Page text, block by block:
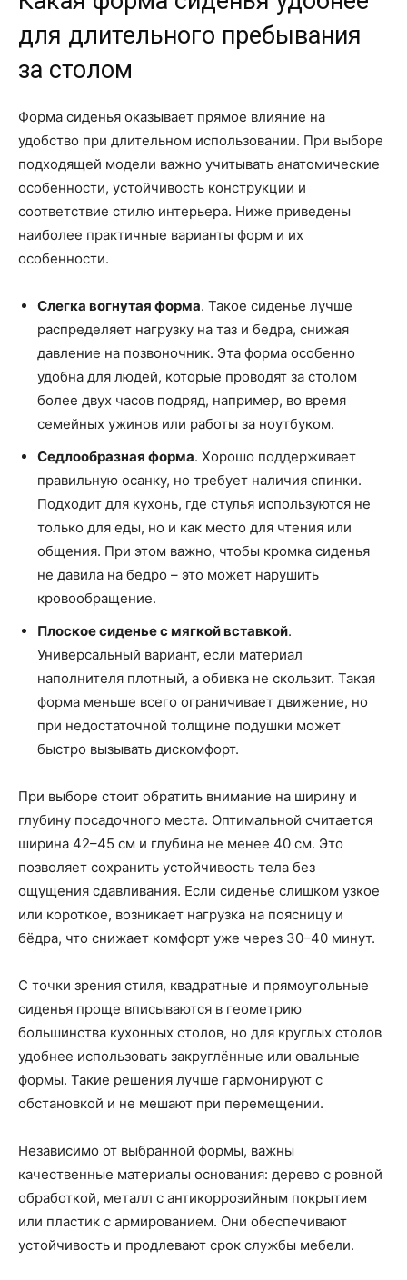
для длительного пребывания
за столом
Форма сиденья оказывает прямое влияние на
удобство при длительном использовании. При выборе
подходящей модели важно учитывать анатомические
особенности, устойчивость конструкции и
соответствие стилю интерьера. Ниже приведены
наиболее практичные варианты форм и их
особенности.
Слегка вогнутая форма. Такое сиденье лучше
распределяет нагрузку на таз и бедра, снижая
давление на позвоночник. Эта форма особенно
удобна для людей, которые проводят за столом
более двух часов подряд, например, во время
семейных ужинов или работы за ноутбуком.
Седлообразная форма. Хорошо поддерживает
правильную осанку, но требует наличия спинки.
Подходит для кухонь, где стулья используются не
только для еды, но и как место для чтения или
общения. При этом важно, чтобы кромка сиденья
не давила на бедро – это может нарушить
кровообращение.
Плоское сиденье с мягкой вставкой.
Универсальный вариант, если материал
наполнителя плотный, а обивка не скользит. Такая
форма меньше всего ограничивает движение, но
при недостаточной толщине подушки может
быстро вызывать дискомфорт.
При выборе стоит обратить внимание на ширину и
глубину посадочного места. Оптимальной считается
ширина 42–45 см и глубина не менее 40 см. Это
позволяет сохранить устойчивость тела без
ощущения сдавливания. Если сиденье слишком узкое
или короткое, возникает нагрузка на поясницу и
бёдра, что снижает комфорт уже через 30–40 минут.
С точки зрения стиля, квадратные и прямоугольные
сиденья проще вписываются в геометрию
большинства кухонных столов, но для круглых столов
удобнее использовать закруглённые или овальные
формы. Такие решения лучше гармонируют с
обстановкой и не мешают при перемещении.
Независимо от выбранной формы, важны
качественные материалы основания: дерево с ровной
обработкой, металл с антикоррозийным покрытием
или пластик с армированием. Они обеспечивают
устойчивость и продлевают срок службы мебели.